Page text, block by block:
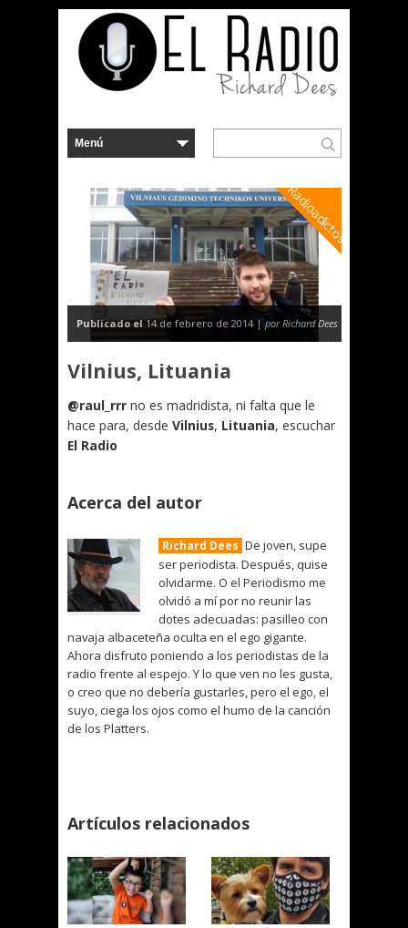
Radioadictos
Publicado el14 de febrero de 2014 | por Richard Dees
Vilnius, Lituania
@raul_rrr no es madridista, ni falta que le
hace para, desde Vilnius, Lituania, escuchar
El Radio
Acerca del autor
Richard Dees De joven, supe
ser periodista. Después, quise
olvidarme. O el Periodismo me
olvidó a mí por no reunir las
dotes adecuadas: pasilleo con
navaja albaceteña oculta en el ego gigante.
Ahora disfruto poniendo a los periodistas de la
radio frente al espejo. Y lo que ven no les gusta,
o creo que no debería gustarles, pero el ego, el
suyo, ciega los ojos como el humo de la canción
de los Platters.
Artículos relacionados